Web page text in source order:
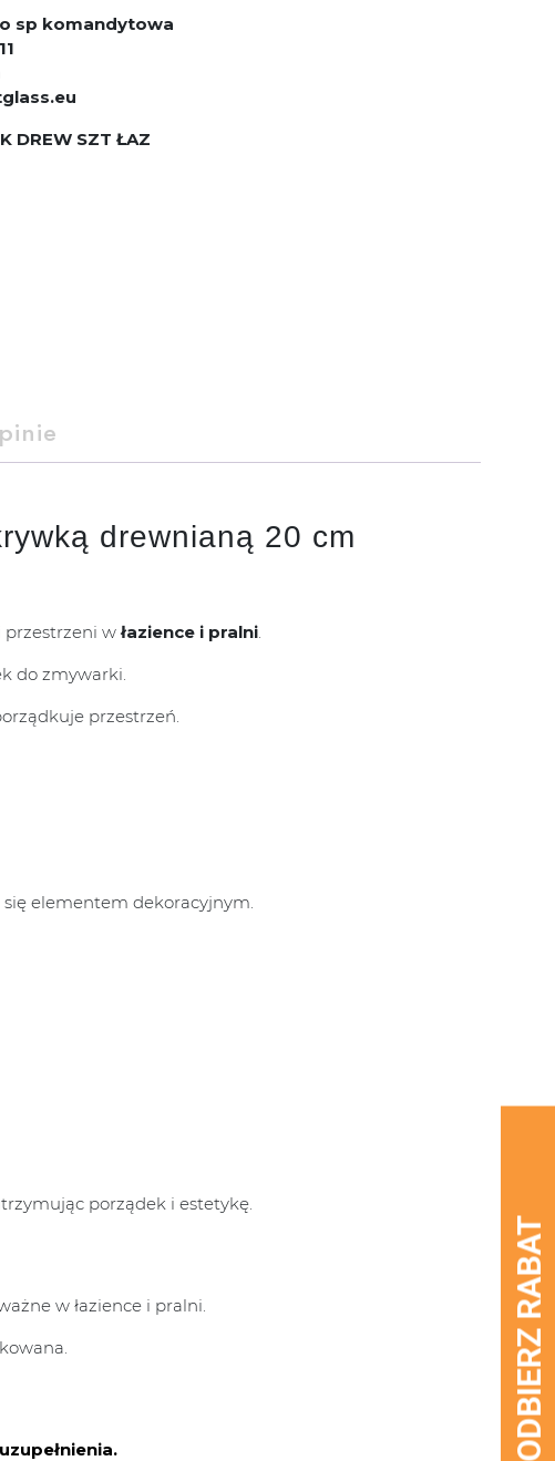
sp komandytowa
DREW SZT ŁAZ
drewnianą 20 cm
przestrzeni w łazience i pralni
do zmywarki.
przestrzeń.
elementem dekoracyjnym.
porządek i estetykę.
w łazience i pralni.